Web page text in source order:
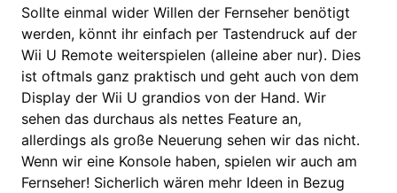
Sollte einmal wider Willen der Fernseher benötigt
werden, könnt ihr einfach per Tastendruck auf der
Wii U Remote weiterspielen (alleine aber nur). Dies
ist oftmals ganz praktisch und geht auch von dem
Display der Wii U grandios von der Hand. Wir
sehen das durchaus als nettes Feature an,
allerdings als große Neuerung sehen wir das nicht.
Wenn wir eine Konsole haben, spielen wir auch am
Fernseher! Sicherlich wären mehr Ideen in Bezug